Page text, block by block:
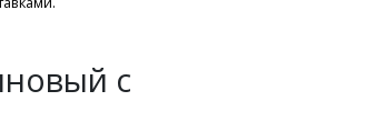
с